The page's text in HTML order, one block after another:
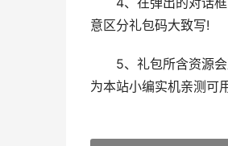
意区分礼包码大致写!
5、礼包所含资源会
为本站小编实机亲测可